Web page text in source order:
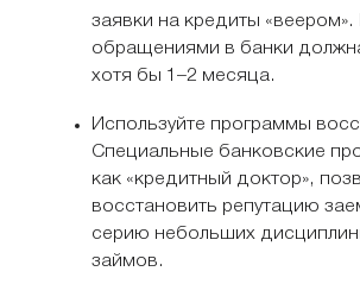
заявки на кредиты
обращениями в банки
хотя бы 1–2 месяца.
Используйте программы
Специальные банковские
как «кредитный доктор»,
восстановить репутацию
серию небольших
займов.